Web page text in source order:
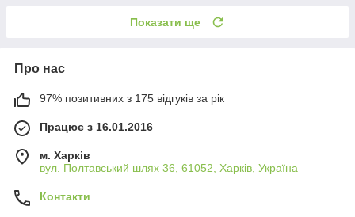
Показати ще
Про нас
97% позитивних з 175 відгуків за рік
Працює з 16.01.2016
м. Харків
вул. Полтавський шлях 36, 61052, Харків, Україна
Контакти